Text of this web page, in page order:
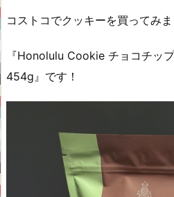
コストコでクッキーを買ってみま
『Honolulu Cookie チョコチッ
454g』です！